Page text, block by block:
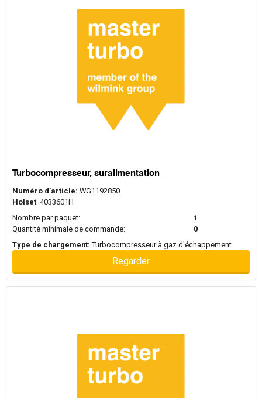
Turbocompresseur, suralimentation
Numéro d’article: WG1192850
Holset: 4033601H
Nombre par paquet:
1
Quantité minimale de commande:
0
Type de chargement: Turbocompresseur à gaz d'échappement
Regarder